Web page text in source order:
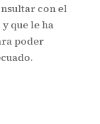
con el
que le ha
poder